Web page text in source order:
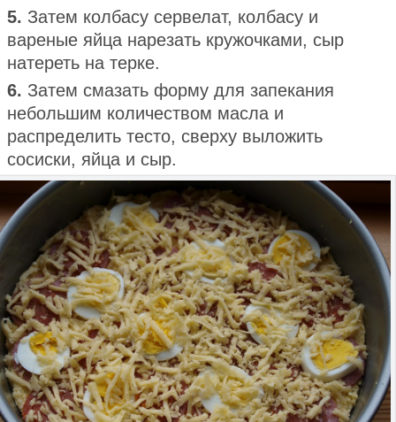
5. Затем колбасу сервелат, колбасу и
вареные яйца нарезать кружочками, сыр
натереть на терке.
6. Затем смазать форму для запекания
небольшим количеством масла и
распределить тесто, сверху выложить
сосиски, яйца и сыр.